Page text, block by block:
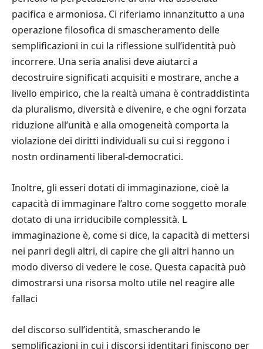
pacifica e armoniosa. Ci riferiamo innanzitutto a una
operazione filosofica di smascheramento delle
semplificazioni in cui la riflessione sull’identità può
incorrere. Una seria analisi deve aiutarci a
decostruire significati acquisiti e mostrare, anche a
livello empirico, che la realtà umana è contraddistinta
da pluralismo, diversità e divenire, e che ogni forzata
riduzione all’unità e alla omogeneità comporta la
violazione dei diritti individuali su cui si reggono i
nostn ordinamenti liberal-democratici.
Inoltre, gli esseri dotati di immaginazione, cioè la
capacità di immaginare l’altro come soggetto morale
dotato di una irriducibile complessità. L
immaginazione è, come si dice, la capacità di mettersi
nei panri degli altri, di capire che gli altri hanno un
modo diverso di vedere le cose. Questa capacità può
dimostrarsi una risorsa molto utile nel reagire alle
fallaci
del discorso sull’identità, smascherando le
semplificazioni in cui i discorsi identitari finiscono per